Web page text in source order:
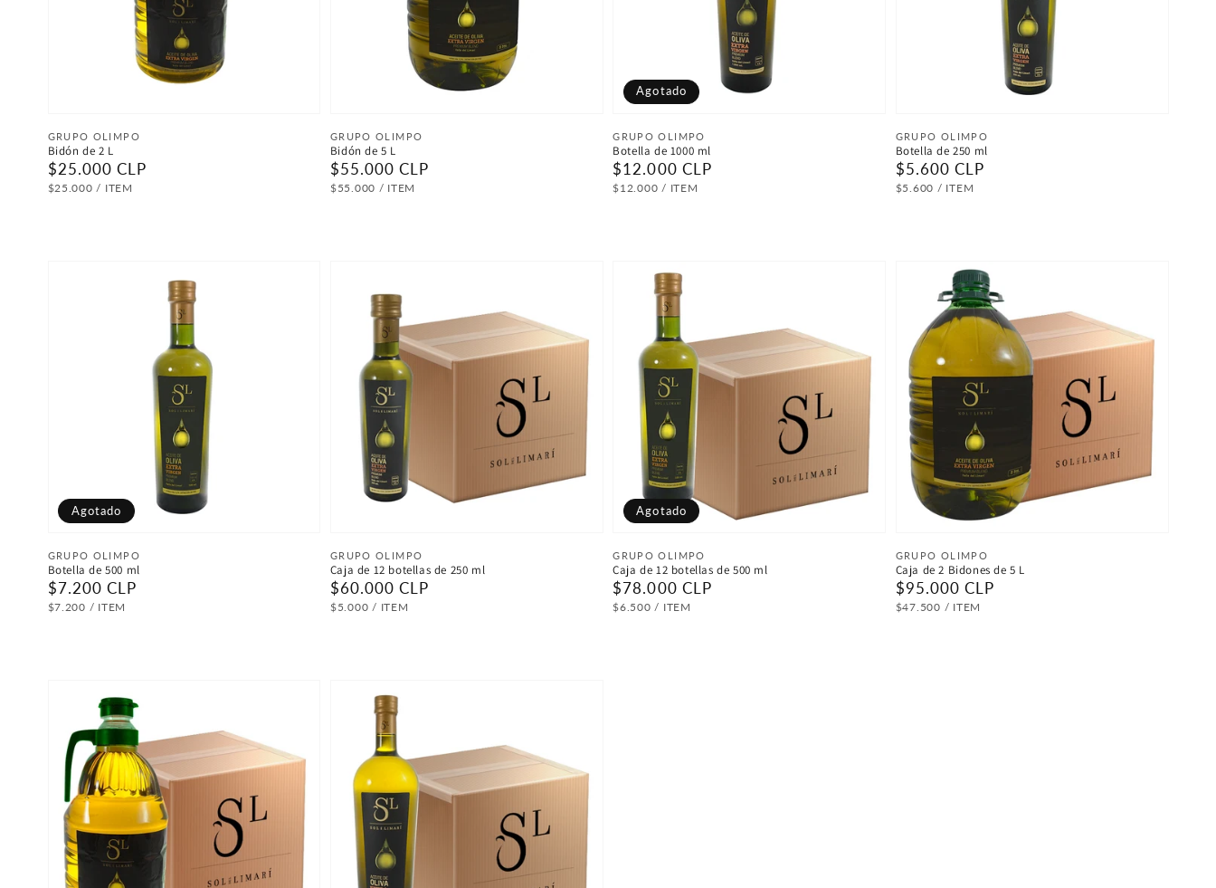
Proveedor:
GRUPO OLIMPO
Bidón de 2 L
Precio
habitual
$25.000 CLP
PRECIO
$25.000 / POR
ITEM
Proveedor:
GRUPO OLIMPO
Bidón de 5 L
Precio
habitual
$55.000 CLP
PRECIO
$55.000 / POR
ITEM
Proveedor:
GRUPO OLIMPO
Botella de 1000 ml
Precio
habitual
$12.000 CLP
PRECIO
$12.000 / POR
ITEM
Agotado
Proveedor:
GRUPO OLIMPO
Botella de 250 ml
Precio
habitual
$5.600 CLP
PRECIO
$5.600 / POR
ITEM
Proveedor:
GRUPO OLIMPO
Botella de 500 ml
Precio
habitual
$7.200 CLP
PRECIO
$7.200 / POR
ITEM
Agotado
Proveedor:
GRUPO OLIMPO
Caja de 12 botellas de 250 ml
Precio
habitual
$60.000 CLP
PRECIO
$5.000 / POR
ITEM
Proveedor:
GRUPO OLIMPO
Caja de 12 botellas de 500 ml
Precio
habitual
$78.000 CLP
PRECIO
$6.500 / POR
ITEM
Agotado
Proveedor:
GRUPO OLIMPO
Caja de 2 Bidones de 5 L
Precio
habitual
$95.000 CLP
PRECIO
$47.500 / POR
ITEM